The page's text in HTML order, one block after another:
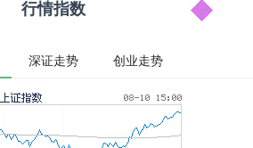
行情指数
深证走势 创业走势